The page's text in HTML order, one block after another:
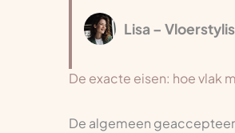
Lisa –
De exacte eisen: hoe vlak
De algemeen